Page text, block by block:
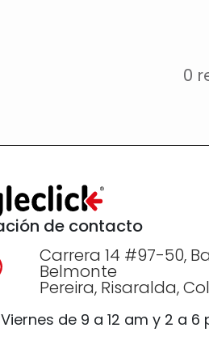
0
de contacto
Carrera 14 #97-50,
Belmonte
Pereira, Risaralda,
de 9 a 12 am y 2 a 6